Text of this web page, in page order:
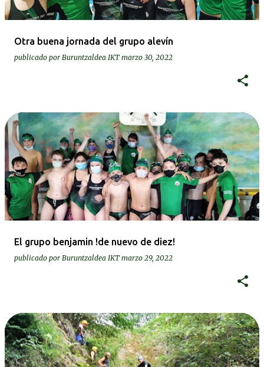
Otra buena jornada del grupo alevín
publicado por Buruntzaldea IKT marzo 30, 2022
El grupo benjamin !de nuevo de diez!
publicado por Buruntzaldea IKT marzo 29, 2022